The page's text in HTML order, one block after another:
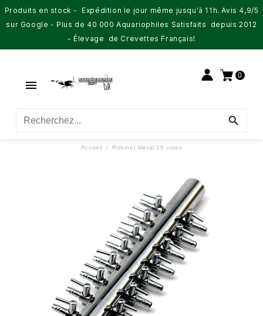
Produits en stock - Expédition le jour même jusqu'à 11h. Avis 4,9/5
sur Google - Plus de 40 000 Aquariophiles Satisfaits depuis 2012
- Élevage de Crevettes Français!

0

Accueil Robinet Metal 16 voies